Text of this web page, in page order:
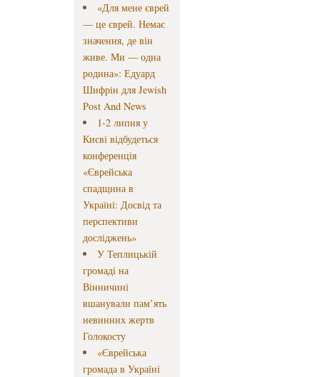
«Для мене єврей
— це єврей. Немає
значення, де він
живе. Ми — одна
родина»: Едуард
Шифрін для Jewish
Post And News
1-2 липня у
Києві відбудеться
конференція
«Єврейська
спадщина в
Україні: Досвід та
перспективи
досліджень»
У Теплицькій
громаді на
Вінничині
вшанували пам’ять
невинних жертв
Голокосту
«Єврейська
громада в Україні